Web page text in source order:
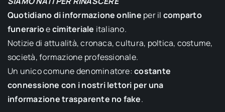
Quotidiano di informazione online per il comparto
funerarioecimiteriale italiano.
Notizie di attualità, cronaca, cultura, poltica, costume,
società, formazione professionale.
Un unico comune denominatore:costante
connessione con i nostri lettori per una
informazione trasparente no fake.